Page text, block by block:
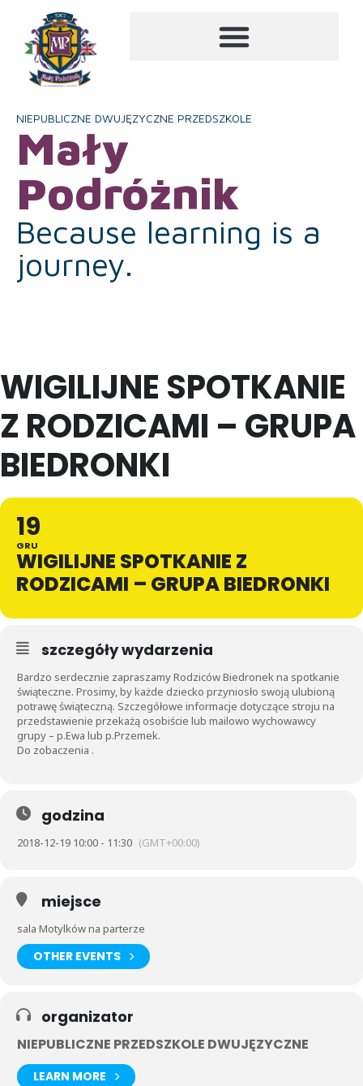
NIEPUBLICZNE DWUJĘZYCZNE PRZEDSZKOLE
Mały
Podróżnik
Because learning is a
journey.
WIGILIJNE SPOTKANIE
Z RODZICAMI – GRUPA
BIEDRONKI
19
GRU
WIGILIJNE SPOTKANIE Z
RODZICAMI – GRUPA BIEDRONKI
szczegóły wydarzenia
Bardzo serdecznie zapraszamy Rodziców Biedronek na spotkanie
świąteczne. Prosimy, by każde dziecko przyniosło swoją ulubioną
potrawę świąteczną. Szczegółowe informacje dotyczące stroju na
przedstawienie przekażą osobiście lub mailowo wychowawcy
grupy – p.Ewa lub p.Przemek.
Do zobaczenia .
godzina
2018-12-19 10:00 - 11:30 (GMT+00:00)
miejsce
sala Motylków na parterze
OTHER EVENTS
organizator
NIEPUBLICZNE PRZEDSZKOLE DWUJĘZYCZNE
LEARN MORE